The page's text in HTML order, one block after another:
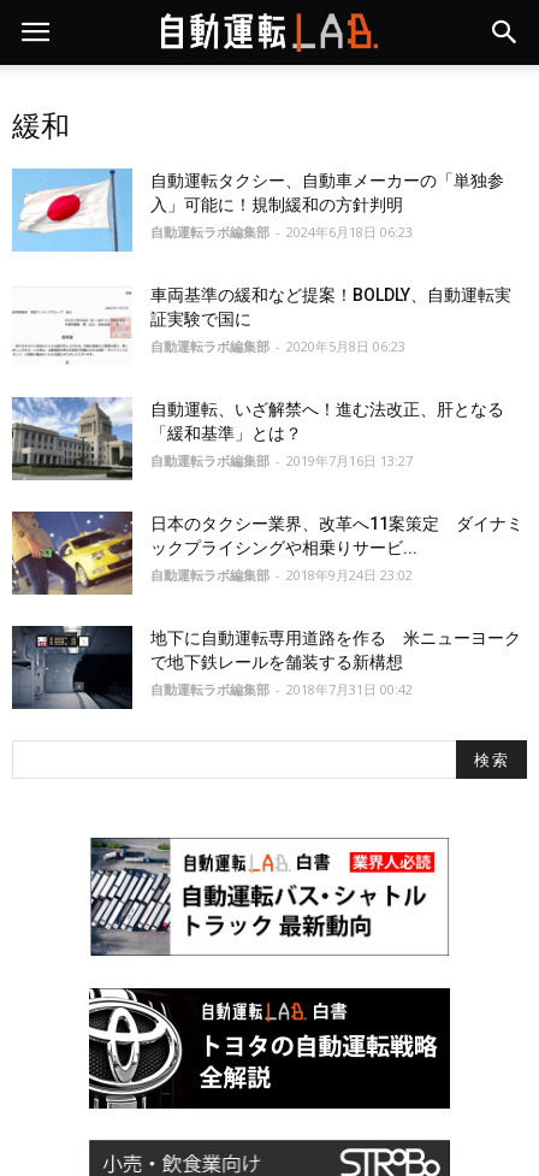
緩和
自動運転タクシー、自動車メーカーの「単独参
入」可能に！規制緩和の方針判明
自動運転ラボ編集部 - 2024年6月18日 06:23
車両基準の緩和など提案！BOLDLY、自動運転実
証実験で国に
自動運転ラボ編集部 - 2020年5月8日 06:23
自動運転、いざ解禁へ！進む法改正、肝となる
「緩和基準」とは？
自動運転ラボ編集部 - 2019年7月16日 13:27
日本のタクシー業界、改革へ11案策定 ダイナミ
ックプライシングや相乗りサービ...
自動運転ラボ編集部 - 2018年9月24日 23:02
地下に自動運転専用道路を作る 米ニューヨーク
で地下鉄レールを舗装する新構想
自動運転ラボ編集部 - 2018年7月31日 00:42